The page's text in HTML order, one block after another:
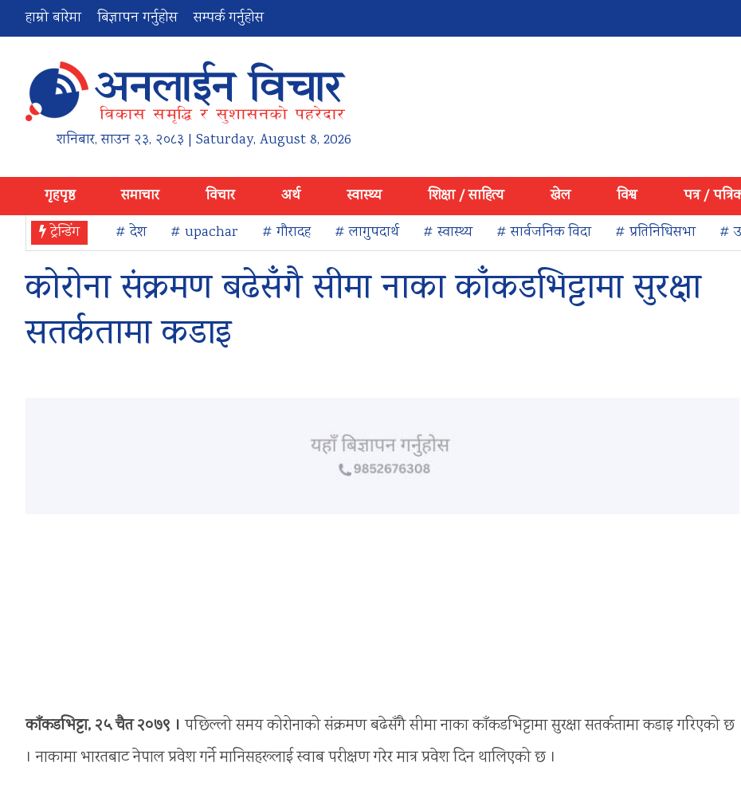
हाम्रो बारेमा बिज्ञापन गर्नुहोस सम्पर्क गर्नुहोस
शनिबार,साउन २३, २०८३ | Saturday, August 8, 2026
गृहपृष्ठ समाचार विचार अर्थ स्वास्थ्य शिक्षा / साहित्य खेल विश्व पत्र /
ट्रेन्डिंग
# देश # upachar # गौरादह # लागुपदार्थ # स्वास्थ्य # सार्वजनिक विदा # प्रतिनिधिसभा #
कोरोना संक्रमण बढेसँगै सीमा नाका काँकडभिट्टामा सुरक्षा
सतर्कतामा कडाइ
काँकडभिट्टा, २५ चैत २०७९ । पछिल्लो समय कोरोनाको संक्रमण बढेसँगै सीमा नाका काँकडभिट्टामा सुरक्षा सतर्कतामा कडाइ गरिएको छ
। नाकामा भारतबाट नेपाल प्रवेश गर्ने मानिसहरूलाई स्वाब परीक्षण गरेर मात्र प्रवेश दिन थालिएको छ ।